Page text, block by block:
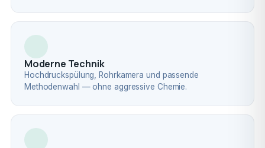
Moderne Technik
Hochdruckspülung, Rohrkamera und passende
Methodenwahl — ohne aggressive Chemie.